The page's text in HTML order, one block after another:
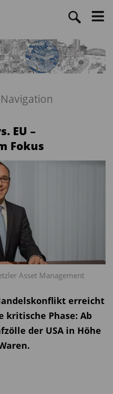
EU –
Fokus
Asset Management
erreicht
kritische Phase: Ab
der USA in Höhe